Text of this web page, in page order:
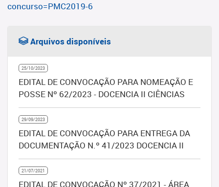
concurso=PMC2019-6
Arquivos disponíveis
25/10/2023
EDITAL DE CONVOCAÇÃO PARA NOMEAÇÃO E
POSSE Nº 62/2023 - DOCENCIA II CIÊNCIAS
29/09/2023
EDITAL DE CONVOCAÇÃO PARA ENTREGA DA
DOCUMENTAÇÃO N.º 41/2023 DOCENCIA II
21/07/2021
EDITAL DE CONVOCAÇÃO Nº 37/2021 - ÁREA